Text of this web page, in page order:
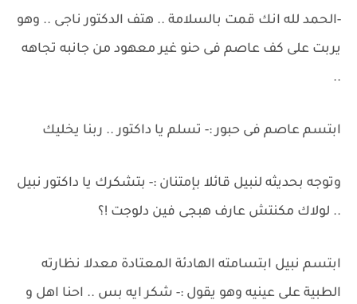
-الحمد لله انك قمت بالسلامة .. هتف الدكتور ناجى .. وهو
يربت على كف عاصم فى حنو غير معهود من جانبه تجاهه
..
ابتسم عاصم فى حبور :- تسلم يا داكتور .. ربنا يخليك
وتوجه بحديثه لنبيل قائلا بإمتنان :- بتشكرك يا داكتور نبيل
.. لولاك مكنتش عارف هبجى فين دلوجت !؟
ابتسم نبيل ابتسامته الهادئة المعتادة معدلا نظارته
الطبية على عينيه وهو يقول :- شكر ايه بس .. احنا اهل و